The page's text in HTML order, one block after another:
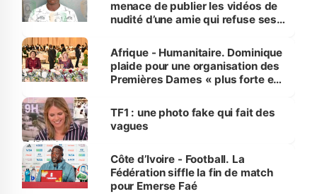
menace de publier les vidéos de
nudité d’une amie qui refuse ses
Afrique - Humanitaire. Dominique
plaide pour une organisation des
Premières Dames « plus forte et
sur la scène internationale »
TF1 : une photo fake qui fait des
vagues
Côte d’Ivoire - Football. La
Fédération siffle la fin de match
pour Emerse Faé